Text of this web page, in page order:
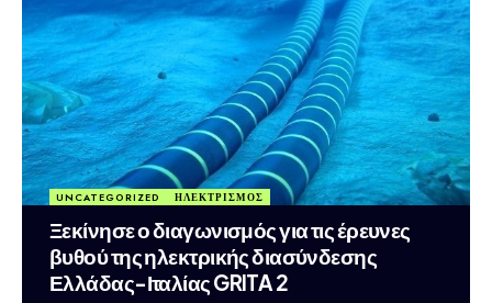
UNCATEGORIZED ΗΛΕΚΤΡΙΣΜΟΣ
Ξεκίνησε ο διαγωνισμός για τις έρευνες
βυθού της ηλεκτρικής διασύνδεσης
Ελλάδας-Ιταλίας GRITA 2